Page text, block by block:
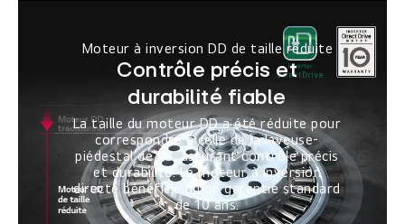
Moteur à inversion DD de taille réduite
Contrôle précis et
durabilité fiable
La taille du moteur DD a été réduite pour
correspondre à celle de la laveuse-
piédestal de LG, assurant contrôle précis
et durabilité. Le moteur à inversion
directe bénéficie d’une garantie standard
de 10 ans.